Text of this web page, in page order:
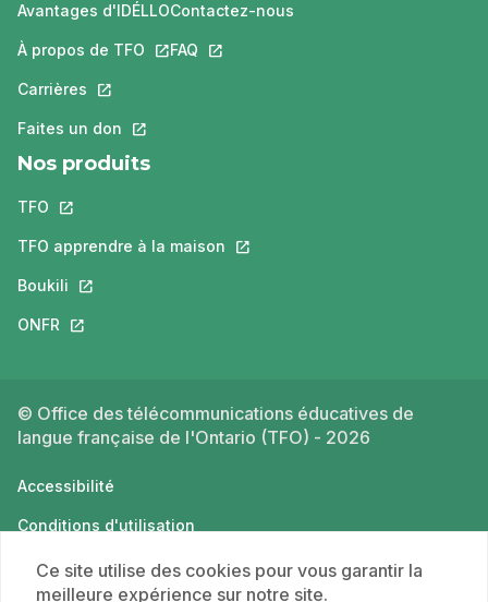
Avantages d'IDÉLLO
À propos de TFO Ce lien s'ouvrira dans un nouvel onglet.
Carrières Ce lien s'ouvrira dans un nouvel onglet.
Faites un don Ce lien s'ouvrira dans un nouvel onglet.
Contactez-nous
FAQ Ce lien s'ouvrira dans un nouvel
Nos produits
TFO Ce lien s'ouvrira dans un nouvel onglet.
TFO apprendre à la maison Ce lien s'ouvrira dans un nouvel
Boukili Ce lien s'ouvrira dans un nouvel onglet.
ONFR Ce lien s'ouvrira dans un nouvel onglet.
© Office des télécommunications éducatives de
langue française de l'Ontario (TFO) - 2026
Accessibilité
Conditions d'utilisation
Politique de confidentialité
Ce site utilise des cookies pour vous garantir la
meilleure expérience sur notre site.